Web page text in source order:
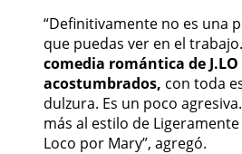
“Definitivamente no es una
que puedas ver en el trabajo.
comedia romántica de
acostumbrados, con toda
dulzura. Es un poco
más al estilo de
Loco por Mary”, agregó.